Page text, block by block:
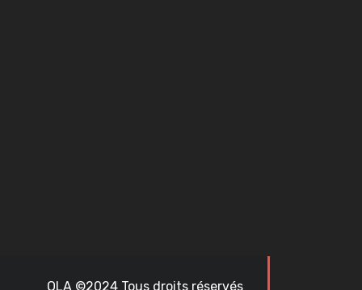
OLA ©2024 Tous droits réservés